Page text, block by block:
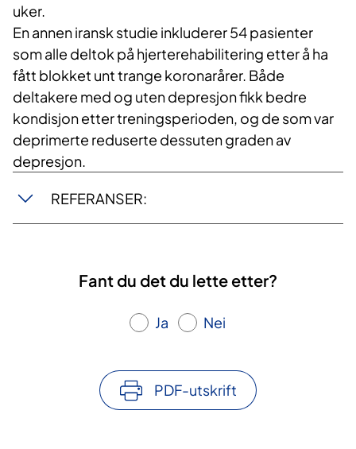
uker.
En annen iransk studie inkluderer 54 pasienter
som alle deltok på hjerterehabilitering etter å ha
fått blokket unt trange koronarårer. Både
deltakere med og uten depresjon fikk bedre
kondisjon etter treningsperioden, og de som var
deprimerte reduserte dessuten graden av
depresjon.
REFERANSER:
Fant du det du lette etter?
Ja Nei
PDF-utskrift